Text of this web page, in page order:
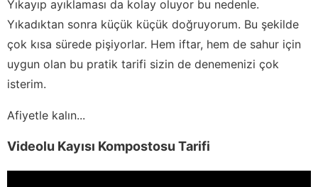
Yıkayıp ayıklaması da kolay oluyor bu nedenle.
Yıkadıktan sonra küçük küçük doğruyorum. Bu şekilde
çok kısa sürede pişiyorlar. Hem iftar, hem de sahur için
uygun olan bu pratik tarifi sizin de denemenizi çok
isterim.
Afiyetle kalın...
Videolu Kayısı Kompostosu Tarifi